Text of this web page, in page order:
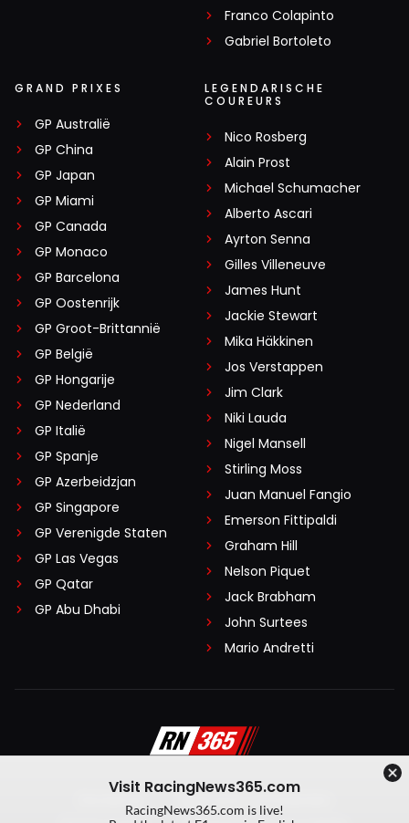
Franco Colapinto
Gabriel Bortoleto
GRAND PRIXES
GP Australië
GP China
GP Japan
GP Miami
GP Canada
GP Monaco
GP Barcelona
GP Oostenrijk
GP Groot-Brittannië
GP België
GP Hongarije
GP Nederland
GP Italië
GP Spanje
GP Azerbeidzjan
GP Singapore
GP Verenigde Staten
GP Las Vegas
GP Qatar
GP Abu Dhabi
LEGENDARISCHE
COUREURS
Nico Rosberg
Alain Prost
Michael Schumacher
Alberto Ascari
Ayrton Senna
Gilles Villeneuve
James Hunt
Jackie Stewart
Mika Häkkinen
Jos Verstappen
Jim Clark
Niki Lauda
Nigel Mansell
Stirling Moss
Juan Manuel Fangio
Emerson Fittipaldi
Graham Hill
Nelson Piquet
Jack Brabham
John Surtees
Mario Andretti
Algemene voorwaarden
Visit RacingNews365.com
RacingNews365.com is live!